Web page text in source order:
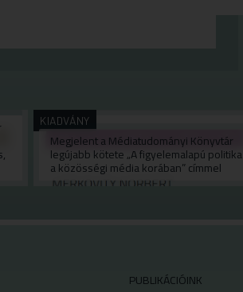
KIADVÁNY
Megjelent a Médiatudományi Könyvtár
legújabb kötete „A figyelemalapú politika
a közösségi média korában” címmel
PUBLIKÁCIÓINK